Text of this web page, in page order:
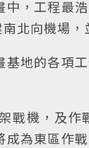
，工程最
北向機場
地的各項
戰機，及
為東區作